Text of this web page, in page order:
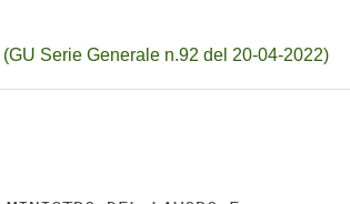
(GU Serie Generale n.92 del 20-04-2022)